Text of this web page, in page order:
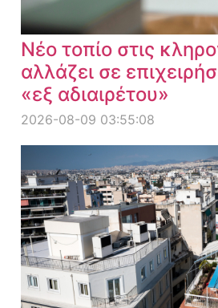
Νέο τοπίο στις
αλλάζει σε
«εξ αδιαιρέτου»
2026-08-09 03:55:08